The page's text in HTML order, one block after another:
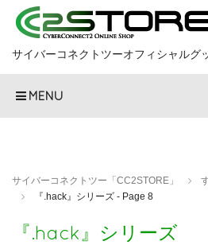
サイバーコネクトツーオフィシャルグ
MENU
サイバーコネクトツー「CC2STORE」
『.hack』シリーズ - Page 8
『.hack』シリーズ